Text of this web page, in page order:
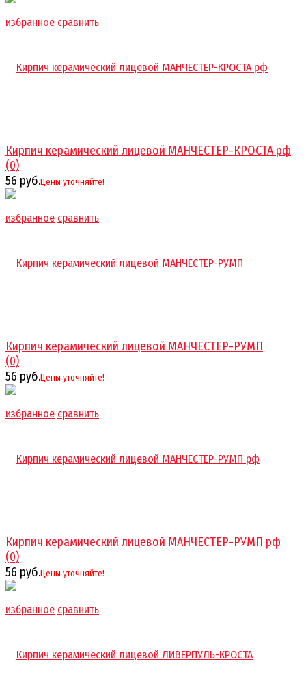
избранное сравнить
избранное сравнить
Кирпич керамический лицевой МАНЧЕСТЕР-КРОСТА рф
(0)
56 руб.Цены уточняйте!
избранное сравнить
Кирпич керамический лицевой МАНЧЕСТЕР-РУМП
(0)
56 руб.Цены уточняйте!
избранное сравнить
Кирпич керамический лицевой МАНЧЕСТЕР-РУМП рф
(0)
56 руб.Цены уточняйте!